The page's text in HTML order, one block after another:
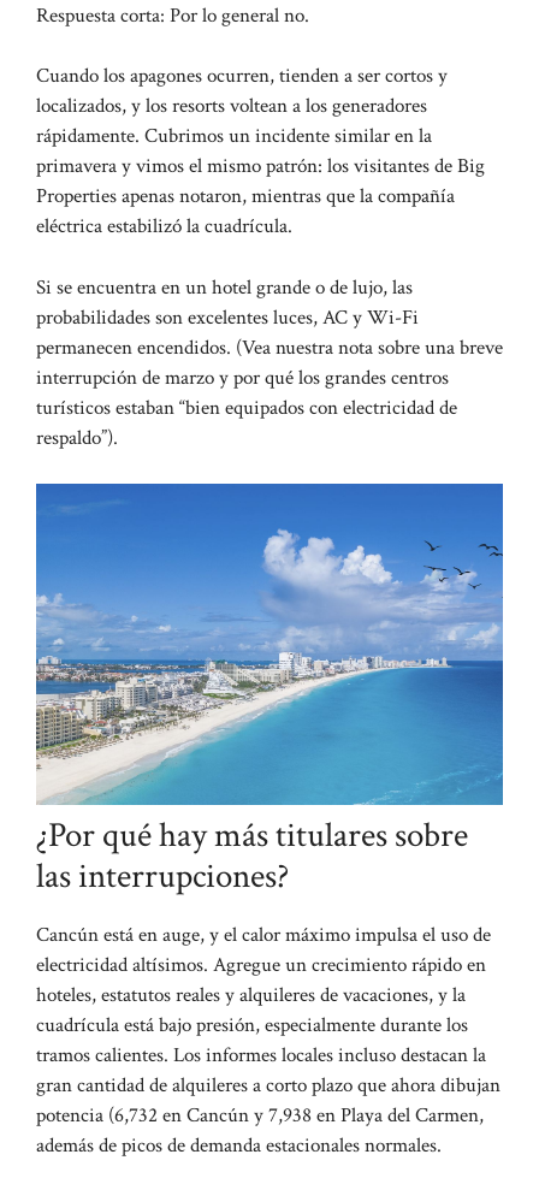
Respuesta corta: Por lo general no.
Cuando los apagones ocurren, tienden a ser cortos y
localizados, y los resorts voltean a los generadores
rápidamente. Cubrimos un incidente similar en la
primavera y vimos el mismo patrón: los visitantes de Big
Properties apenas notaron, mientras que la compañía
eléctrica estabilizó la cuadrícula.
Si se encuentra en un hotel grande o de lujo, las
probabilidades son excelentes luces, AC y Wi-Fi
permanecen encendidos. (Vea nuestra nota sobre una breve
interrupción de marzo y por qué los grandes centros
turísticos estaban “bien equipados con electricidad de
respaldo”).
¿Por qué hay más titulares sobre
las interrupciones?
Cancún está en auge, y el calor máximo impulsa el uso de
electricidad altísimos. Agregue un crecimiento rápido en
hoteles, estatutos reales y alquileres de vacaciones, y la
cuadrícula está bajo presión, especialmente durante los
tramos calientes. Los informes locales incluso destacan la
gran cantidad de alquileres a corto plazo que ahora dibujan
potencia (6,732 en Cancún y 7,938 en Playa del Carmen,
además de picos de demanda estacionales normales.